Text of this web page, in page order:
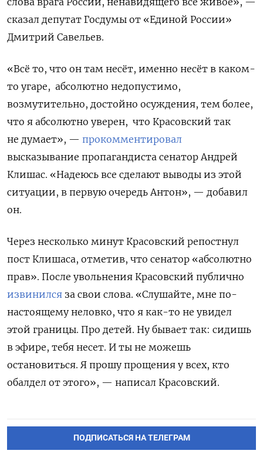
сказал депутат Госдумы от «Единой России»
Дмитрий Савельев.
«Всё то, что он там несёт, именно несёт в каком-
то угаре, абсолютно недопустимо,
возмутительно, достойно осуждения, тем более,
что я абсолютно уверен, что Красовский так
не думает», — прокомментировал
высказывание пропагандиста сенатор Андрей
Клишас. «Надеюсь все сделают выводы из этой
ситуации, в первую очередь Антон», — добавил
он.
Через несколько минут Красовский репостнул
пост Клишаса, отметив, что сенатор «абсолютно
прав». После увольнения Красовский публично
извинился за свои слова. «Слушайте, мне по-
настоящему неловко, что я как-то не увидел
этой границы. Про детей. Ну бывает так: сидишь
в эфире, тебя несет. И ты не можешь
остановиться. Я прошу прощения у всех, кто
обалдел от этого», — написал Красовский.
ПОДПИСАТЬСЯ НА ТЕЛЕГРАМ